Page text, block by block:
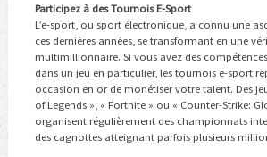
Participez à des Tournois E-Sport
L’e-sport, ou sport électronique, a connu une
ces dernières années, se transformant en une
multimillionnaire. Si vous avez des
dans un jeu en particulier, les tournois e-sport
occasion en or de monétiser votre talent. Des
of Legends », « Fortnite » ou « Counter-Strike:
organisent régulièrement des championnats
des cagnottes atteignant parfois plusieurs